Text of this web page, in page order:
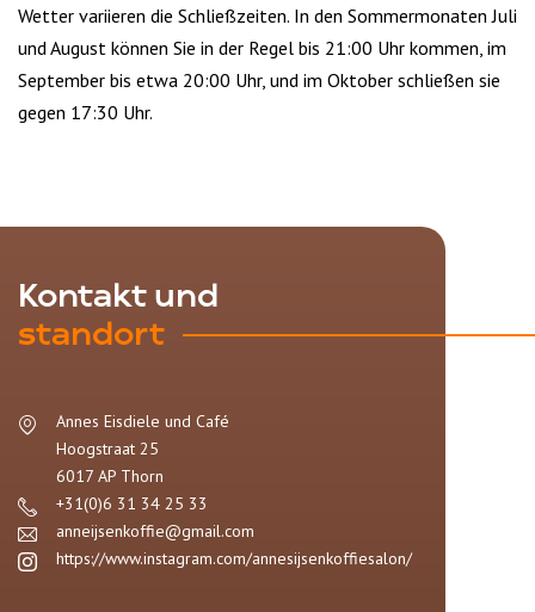
Wetter variieren die Schließzeiten. In den Sommermonaten Juli
und August können Sie in der Regel bis 21:00 Uhr kommen, im
September bis etwa 20:00 Uhr, und im Oktober schließen sie
gegen 17:30 Uhr.
Kontakt und
standort
Annes Eisdiele und Café
Hoogstraat 25
6017 AP Thorn
+31(0)6 31 34 25 33
anneijsenkoffie@gmail.com
https://www.instagram.com/annesijsenkoffiesalon/